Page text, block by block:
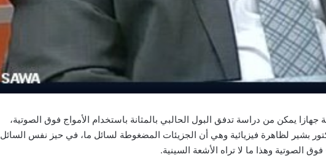
يمكن من دراسة تدفق البول الحالبي بالمثانة باستخدام الأمواج فوق الصوتية،
بشير لظاهرة فيزيائية وهي أن الجزيئات المضغوطة لسائل ما، في حيز نفس السائل
الصوتية وهذا ما لا تراه الأشعة السينية.